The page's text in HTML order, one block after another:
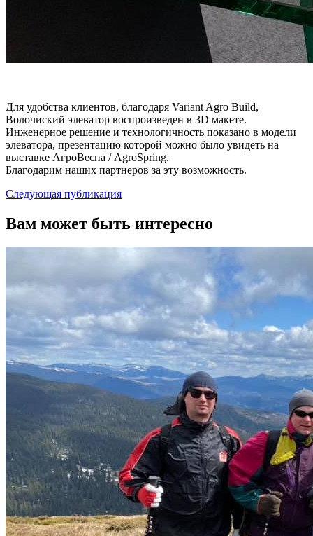
Для удобства клиентов, благодаря Variant Agro Build,
Волочиский элеватор воспроизведен в 3D макете.
Инженерное решение и технологичность показано в модели
элеватора, презентацию которой можно было увидеть на
выставке АгроВесна / AgroSpring.
Благодарим наших партнеров за эту возможность.
Следующая публикация
Вам может быть интересно